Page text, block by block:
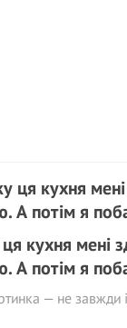
кухня мені
А потім я
— не завжди